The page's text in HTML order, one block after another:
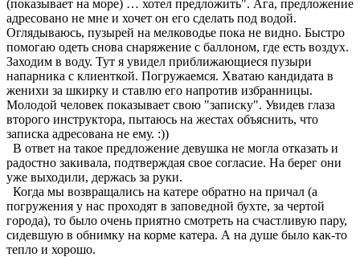
(показывает на море) … хотел предложить". Ага, предложение
адресовано не мне и хочет он его сделать под водой.
Оглядываюсь, пузырей на мелководье пока не видно. Быстро
помогаю одеть снова снаряжение с баллоном, где есть воздух.
Заходим в воду. Тут я увидел приближающиеся пузыри
напарника с клиенткой. Погружаемся. Хватаю кандидата в
женихи за шкирку и ставлю его напротив избранницы.
Молодой человек показывает свою "записку". Увидев глаза
второго инструктора, пытаюсь на жестах объяснить, что
записка адресована не ему. :))
В ответ на такое предложение девушка не могла отказать и
радостно закивала, подтверждая свое согласие. На берег они
уже выходили, держась за руки.
Когда мы возвращались на катере обратно на причал (а
погружения у нас проходят в заповедной бухте, за чертой
города), то было очень приятно смотреть на счастливую пару,
сидевшую в обнимку на корме катера. А на душе было как-то
тепло и хорошо.